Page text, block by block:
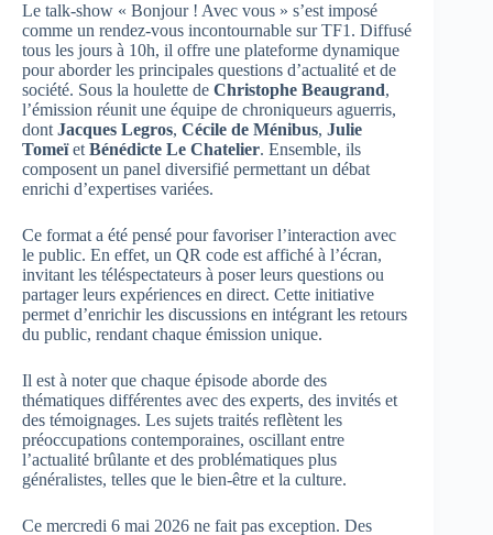
Le talk-show « Bonjour ! Avec vous » s’est imposé
comme un rendez-vous incontournable sur TF1. Diffusé
tous les jours à 10h, il offre une plateforme dynamique
pour aborder les principales questions d’actualité et de
société. Sous la houlette de Christophe Beaugrand,
l’émission réunit une équipe de chroniqueurs aguerris,
dont Jacques Legros, Cécile de Ménibus, Julie
Tomeïet Bénédicte Le Chatelier. Ensemble, ils
composent un panel diversifié permettant un débat
enrichi d’expertises variées.
Ce format a été pensé pour favoriser l’interaction avec
le public. En effet, un QR code est affiché à l’écran,
invitant les téléspectateurs à poser leurs questions ou
partager leurs expériences en direct. Cette initiative
permet d’enrichir les discussions en intégrant les retours
du public, rendant chaque émission unique.
Il est à noter que chaque épisode aborde des
thématiques différentes avec des experts, des invités et
des témoignages. Les sujets traités reflètent les
préoccupations contemporaines, oscillant entre
l’actualité brûlante et des problématiques plus
généralistes, telles que le bien-être et la culture.
Ce mercredi 6 mai 2026 ne fait pas exception. Des